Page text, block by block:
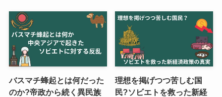
バスマチ蜂起とは何だった
のか?帝政から続く異民族
理想を掲げつつ苦しむ国
民?ソビエトを救った新経